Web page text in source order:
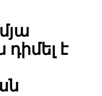
է